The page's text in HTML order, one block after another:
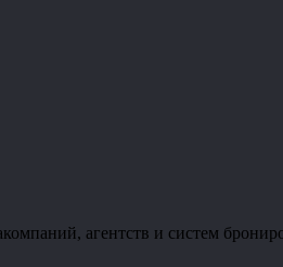
агентств и систем